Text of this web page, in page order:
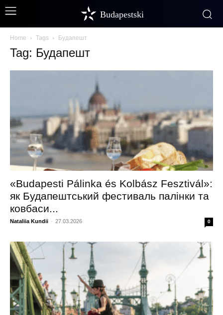
Budapestski
Home Tags Будапешт
Tag: Будапешт
«Budapesti Pálinka és Kolbász Fesztivál»:
як Будапештський фестиваль палінки та
ковбаси...
Nataliia Kundii - 27.03.2026 0